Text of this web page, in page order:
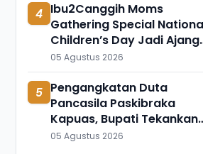
4 Ibu2Canggih Moms
Gathering Special
Children’s Day Jadi Ajang
Bonding 100 Momfluencer
dan Anak
05 Agustus 2026
5 Pengangkatan Duta
Pancasila Paskibraka
Kapuas, Bupati Tekankan
Semangat Kebangsaan
05 Agustus 2026